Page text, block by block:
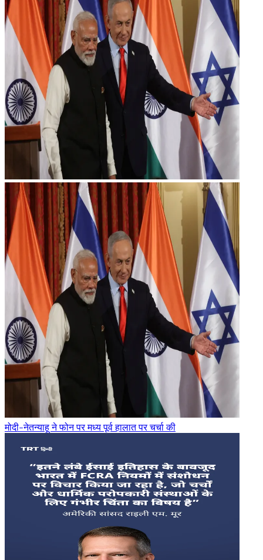
मोदी-नेतन्याहू ने फोन पर मध्य पूर्व हालात पर चर्चा की